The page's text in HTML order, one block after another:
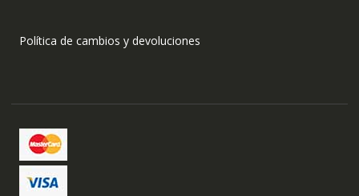
Política de cambios y devoluciones